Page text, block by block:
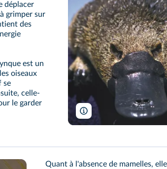
déplacer
grimper sur
des
est un
oiseaux
se
celle-
le garder
Dr. Philip Bethge/Wikimedia
Quant à l'absence de mamelles,